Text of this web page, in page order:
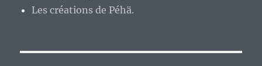
Les créations de Péhä.